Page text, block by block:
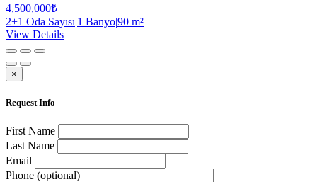
4,500,000₺
2+1 Oda Sayısı|1 Banyo|90 m²
View Details
×
Request Info
First Name
Last Name
Email
Phone (optional)